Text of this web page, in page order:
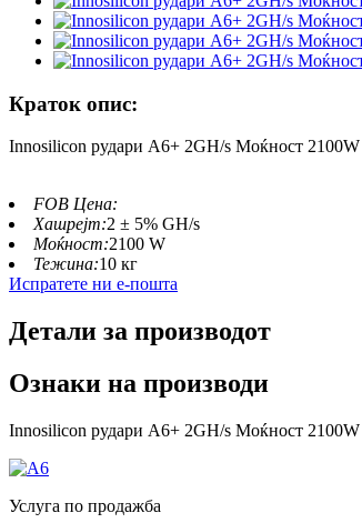
Краток опис:
Innosilicon рудари A6+ 2GH/s Моќност 2100W
FOB Цена:
Хашрејт:2 ± 5% GH/s
Моќност:2100 W
Тежина:10 кг
Испратете ни е-пошта
Детали за производот
Ознаки на производи
Innosilicon рудари A6+ 2GH/s Моќност 2100W
Услуга по продажба